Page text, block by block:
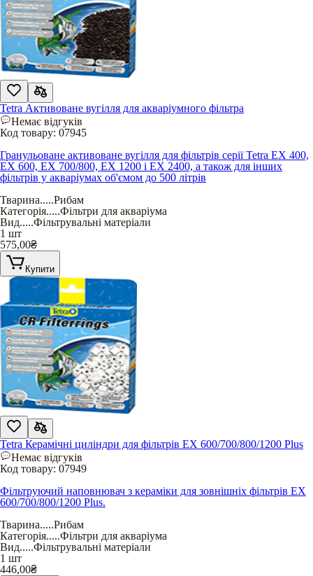
Tetra Активоване вугілля для акваріумного фільтра
Немає відгуків
Код товару: 07945
Гранульоване активоване вугілля для фільтрів серії Tetra EX 400,
EX 600, EX 700/800, EX 1200 і EX 2400, а також для інших
фільтрів у акваріумах об'ємом до 500 літрів
Тварина.....Рибам
Категорія.....Фільтри для акваріума
Вид.....Фільтрувальні матеріали
1 шт
575,00₴
Купити
Tetra Керамічні циліндри для фільтрів EX 600/700/800/1200 Plus
Немає відгуків
Код товару: 07949
Фільтруючий наповнювач з кераміки для зовнішніх фільтрів EX
600/700/800/1200 Plus.
Тварина.....Рибам
Категорія.....Фільтри для акваріума
Вид.....Фільтрувальні матеріали
1 шт
446,00₴